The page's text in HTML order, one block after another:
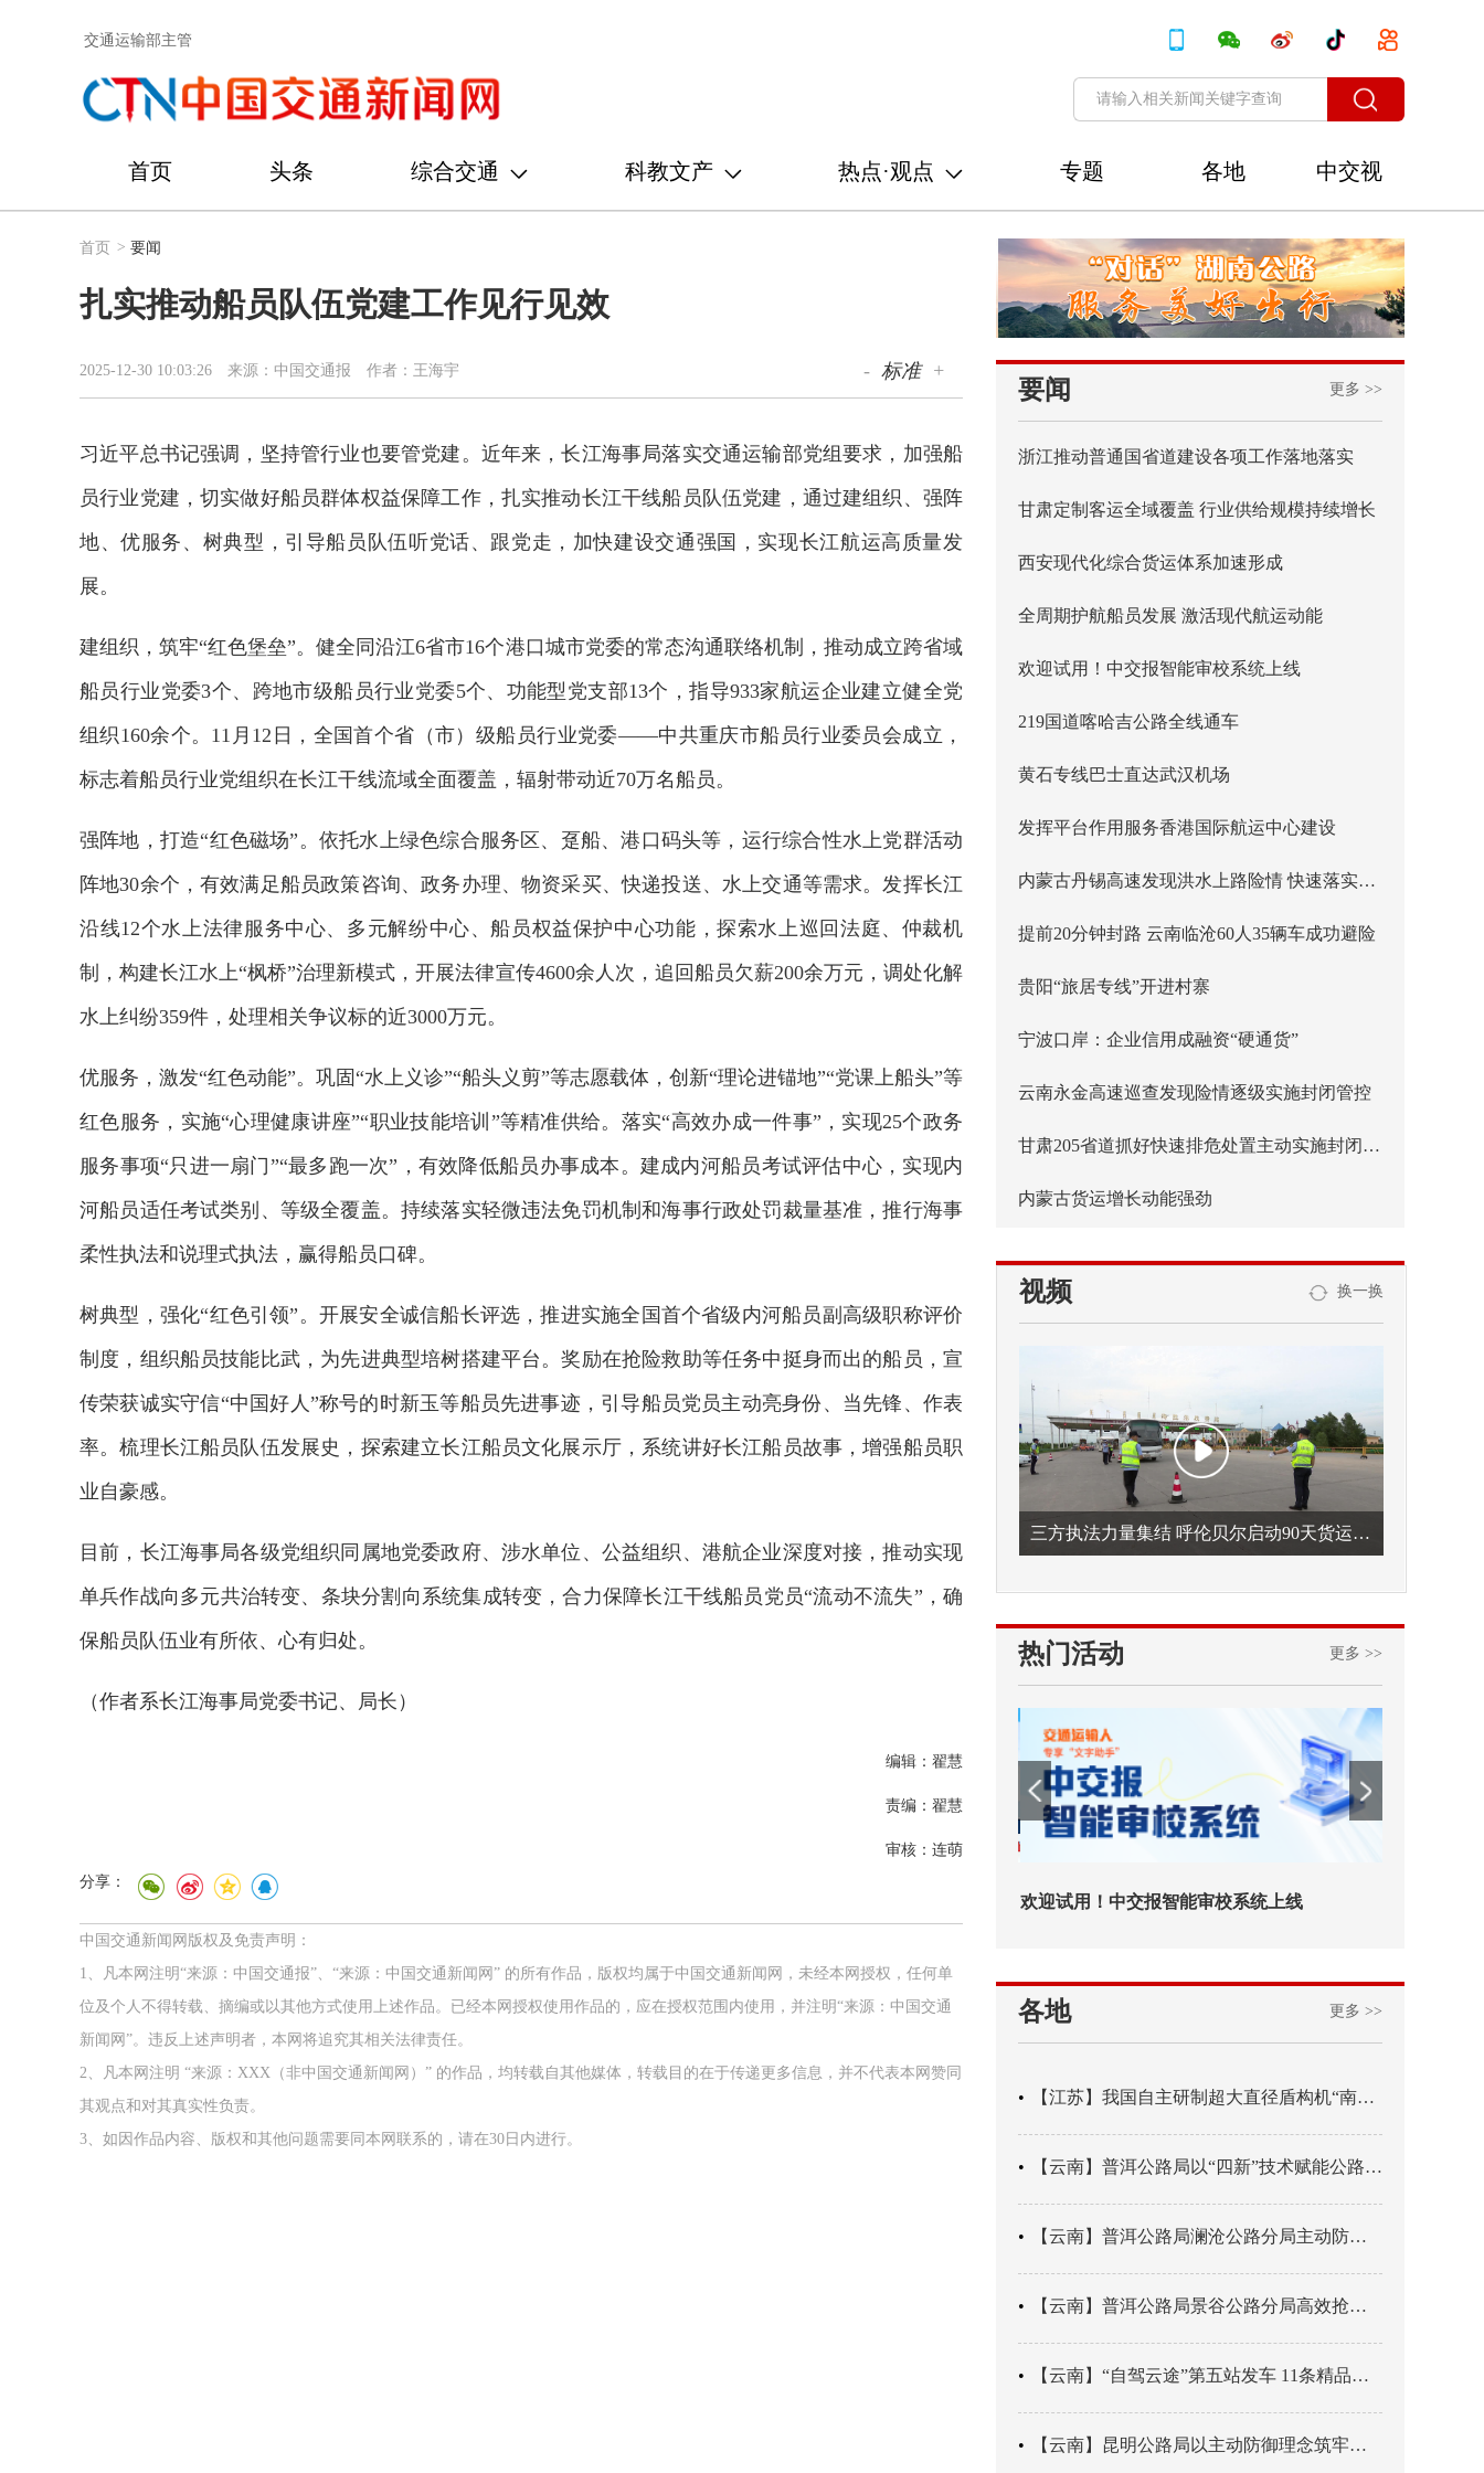
交通运输部主管
首页 头条 综合交通 科教文产 热点·观点 专题 各地
中交视
讯
首页 > 要闻
扎实推动船员队伍党建工作见行见效
2025-12-30 10:03:26 来源：中国交通报 作者：王海宇 - 标准 +
习近平总书记强调，坚持管行业也要管党建。近年来，长江海事局落实交通运输部党组要求，加强船
员行业党建，切实做好船员群体权益保障工作，扎实推动长江干线船员队伍党建，通过建组织、强阵
地、优服务、树典型，引导船员队伍听党话、跟党走，加快建设交通强国，实现长江航运高质量发
展。
建组织，筑牢“红色堡垒”。健全同沿江6省市16个港口城市党委的常态沟通联络机制，推动成立跨省域
船员行业党委3个、跨地市级船员行业党委5个、功能型党支部13个，指导933家航运企业建立健全党
组织160余个。11月12日，全国首个省（市）级船员行业党委——中共重庆市船员行业委员会成立，
标志着船员行业党组织在长江干线流域全面覆盖，辐射带动近70万名船员。
强阵地，打造“红色磁场”。依托水上绿色综合服务区、趸船、港口码头等，运行综合性水上党群活动
阵地30余个，有效满足船员政策咨询、政务办理、物资采买、快递投送、水上交通等需求。发挥长江
沿线12个水上法律服务中心、多元解纷中心、船员权益保护中心功能，探索水上巡回法庭、仲裁机
制，构建长江水上“枫桥”治理新模式，开展法律宣传4600余人次，追回船员欠薪200余万元，调处化解
水上纠纷359件，处理相关争议标的近3000万元。
优服务，激发“红色动能”。巩固“水上义诊”“船头义剪”等志愿载体，创新“理论进锚地”“党课上船头”等
红色服务，实施“心理健康讲座”“职业技能培训”等精准供给。落实“高效办成一件事”，实现25个政务
服务事项“只进一扇门”“最多跑一次”，有效降低船员办事成本。建成内河船员考试评估中心，实现内
河船员适任考试类别、等级全覆盖。持续落实轻微违法免罚机制和海事行政处罚裁量基准，推行海事
柔性执法和说理式执法，赢得船员口碑。
树典型，强化“红色引领”。开展安全诚信船长评选，推进实施全国首个省级内河船员副高级职称评价
制度，组织船员技能比武，为先进典型培树搭建平台。奖励在抢险救助等任务中挺身而出的船员，宣
传荣获诚实守信“中国好人”称号的时新玉等船员先进事迹，引导船员党员主动亮身份、当先锋、作表
率。梳理长江船员队伍发展史，探索建立长江船员文化展示厅，系统讲好长江船员故事，增强船员职
业自豪感。
目前，长江海事局各级党组织同属地党委政府、涉水单位、公益组织、港航企业深度对接，推动实现
单兵作战向多元共治转变、条块分割向系统集成转变，合力保障长江干线船员党员“流动不流失”，确
保船员队伍业有所依、心有归处。
（作者系长江海事局党委书记、局长 ）
编辑：翟慧
责编：翟慧
审核：连萌
分享：
中国交通新闻网版权及免责声明：
1、凡本网注明“来源：中国交通报”、“来源：中国交通新闻网” 的所有作品，版权均属于中国交通新闻网，未经本网授权，任何单
位及个人不得转载、摘编或以其他方式使用上述作品。已经本网授权使用作品的，应在授权范围内使用，并注明“来源：中国交通
新闻网”。违反上述声明者，本网将追究其相关法律责任。
2、凡本网注明 “来源：XXX（非中国交通新闻网）” 的作品，均转载自其他媒体，转载目的在于传递更多信息，并不代表本网赞同
其观点和对其真实性负责。
3、如因作品内容、版权和其他问题需要同本网联系的，请在30日内进行。
要闻 更多 >>
浙江推动普通国省道建设各项工作落地落实
甘肃定制客运全域覆盖 行业供给规模持续增长
西安现代化综合货运体系加速形成
全周期护航船员发展 激活现代航运动能
欢迎试用！中交报智能审校系统上线
219国道喀哈吉公路全线通车
黄石专线巴士直达武汉机场
发挥平台作用服务香港国际航运中心建设
内蒙古丹锡高速发现洪水上路险情 快速落实主线封闭管控
提前20分钟封路 云南临沧60人35辆车成功避险
贵阳“旅居专线”开进村寨
宁波口岸：企业信用成融资“硬通货”
云南永金高速巡查发现险情逐级实施封闭管控
甘肃205省道抓好快速排危处置主动实施封闭管控
内蒙古货运增长动能强劲
视频 换一换
三方执法力量集结 呼伦贝尔启动90天货运车辆违法专项整治
热门活动 更多 >>
欢迎试用！中交报智能审校系统上线
各地 更多 >>
【江苏】我国自主研制超大直径盾构机“南湖号”在常熟下线
【云南】普洱公路局以“四新”技术赋能公路养护
【云南】普洱公路局澜沧公路分局主动防御成功处置214国道山体崩塌险情
【云南】普洱公路局景谷公路分局高效抢通紧急送医村路
【云南】“自驾云途”第五站发车 11条精品线路串起全域风光
【云南】昆明公路局以主动防御理念筑牢汛期安全防线